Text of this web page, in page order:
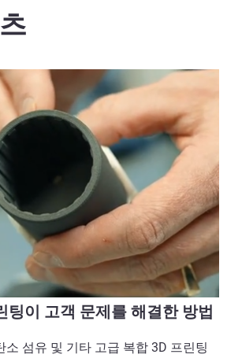
팅이 고객 문제를 해결한 방법
소 섬유 및 기타 고급 복합 3D 프린팅